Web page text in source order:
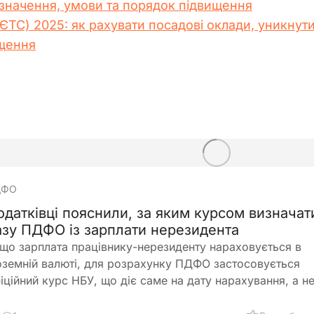
умови та порядок підвищення
2025: як рахувати посадові оклади, уникнути
пояснили, за яким курсом
ПДФО із зарплати нерезидента
зарплата працівнику-нерезиденту нараховується в
валюті, для розрахунку ПДФО застосовується
курс НБУ, що діє саме на дату нарахування, а не